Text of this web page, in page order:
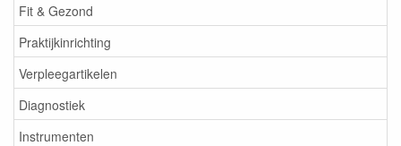
Fit & Gezond
Praktijkinrichting
Verpleegartikelen
Diagnostiek
Instrumenten